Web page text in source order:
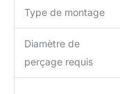
Type de montage
Diamètre de
perçage requis